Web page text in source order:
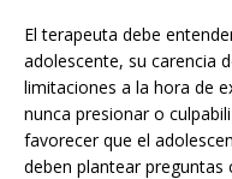
El terapeuta debe
adolescente, su carencia
limitaciones a la hora de
nunca presionar o
favorecer que el
deben plantear preguntas